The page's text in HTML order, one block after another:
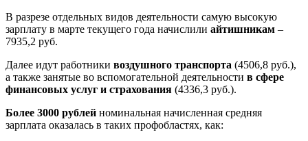
В разрезе отдельных видов деятельности самую высокую
зарплату в марте текущего года начислили айтишникам –
7935,2 руб.
Далее идут работники воздушного транспорта (4506,8 руб.),
а также занятые во вспомогательной деятельности в сфере
финансовых услуг и страхования (4336,3 руб.).
Более 3000 рублей номинальная начисленная средняя
зарплата оказалась в таких профобластях, как: